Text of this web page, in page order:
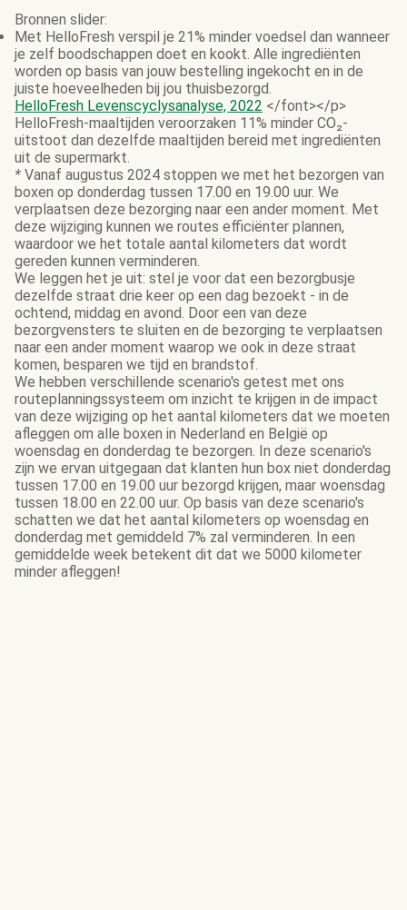
Bronnen slider:
Met HelloFresh verspil je 21% minder voedsel dan wanneer
je zelf boodschappen doet en kookt. Alle ingrediënten
worden op basis van jouw bestelling ingekocht en in de
juiste hoeveelheden bij jou thuisbezorgd.
HelloFresh Levenscyclysanalyse, 2022 </font></p>
HelloFresh-maaltijden veroorzaken 11% minder CO₂-
uitstoot dan dezelfde maaltijden bereid met ingrediënten
uit de supermarkt.
* Vanaf augustus 2024 stoppen we met het bezorgen van
boxen op donderdag tussen 17.00 en 19.00 uur. We
verplaatsen deze bezorging naar een ander moment. Met
deze wijziging kunnen we routes efficiënter plannen,
waardoor we het totale aantal kilometers dat wordt
gereden kunnen verminderen.
We leggen het je uit: stel je voor dat een bezorgbusje
dezelfde straat drie keer op een dag bezoekt - in de
ochtend, middag en avond. Door een van deze
bezorgvensters te sluiten en de bezorging te verplaatsen
naar een ander moment waarop we ook in deze straat
komen, besparen we tijd en brandstof.
We hebben verschillende scenario's getest met ons
routeplanningssysteem om inzicht te krijgen in de impact
van deze wijziging op het aantal kilometers dat we moeten
afleggen om alle boxen in Nederland en België op
woensdag en donderdag te bezorgen. In deze scenario's
zijn we ervan uitgegaan dat klanten hun box niet donderdag
tussen 17.00 en 19.00 uur bezorgd krijgen, maar woensdag
tussen 18.00 en 22.00 uur. Op basis van deze scenario's
schatten we dat het aantal kilometers op woensdag en
donderdag met gemiddeld 7% zal verminderen. In een
gemiddelde week betekent dit dat we 5000 kilometer
minder afleggen!